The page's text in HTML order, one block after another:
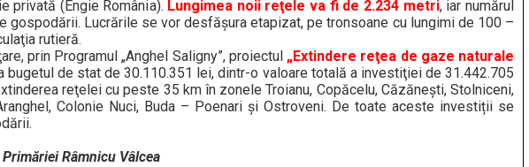
privată (Engie România). Lungimea noii reţele va fi de 2.234 metri, iar numărul
Lucrările se vor desfăşura etapizat, pe tronsoane cu lungimi de 100 –
rutieră.
prin Programul „Anghel Saligny”, proiectul „Extindere reţea de gaze naturale
bugetul de stat de 30.110.351 lei, dintr-o valoare totală a investiţiei de 31.442.705
reţelei cu peste 35 km în zonele Troianu, Copăcelu, Căzăneşti, Stolniceni,
Colonie Nuci, Buda – Poenari şi Ostroveni. De toate aceste investiții se
Râmnicu Vâlcea